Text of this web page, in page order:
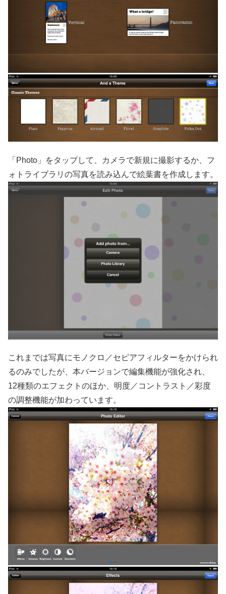
「Photo」をタップして、カメラで新規に撮影するか、フ
ォトライブラリの写真を読み込んで絵葉書を作成します。
これまでは写真にモノクロ／セピアフィルターをかけられ
るのみでしたが、本バージョンで編集機能が強化され、
12種類のエフェクトのほか、明度／コントラスト／彩度
の調整機能が加わっています。